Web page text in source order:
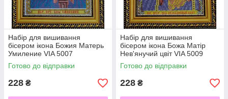
Набір для вишивання
бісером ікона Божия Матерь
Умиление VIA 5007
Готово до відправки
228 ₴
Набір для вишивання
бісером ікона Божа Матір
Нев'янучий цвіт VIA 5009
Готово до відправки
228 ₴